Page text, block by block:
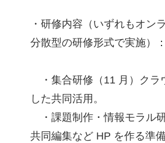
・研修内容（いずれもオン
分散型の研修形式で実施）：
・集合研修（11 月）クラ
した共同活用。
・課題制作・情報モラル
共同編集など HP を作る準備